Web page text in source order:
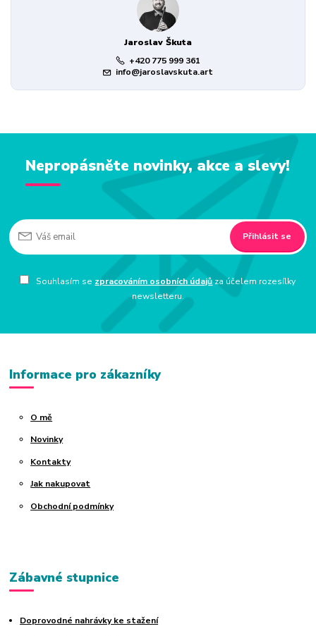
Jaroslav Škuta
+420 775 999 361
info@jaroslavskuta.art
Nepropásněte novinky, akce a slevy!
Přihlásit se
Souhlasím se zpracováním osobních údajů za účelem rozesílky
newsletteru.
Informace pro zákazníky
O mě
Novinky
Kontakty
Jak nakupovat
Obchodní podmínky
Zábavné stupnice
Doprovodné nahrávky ke stažení